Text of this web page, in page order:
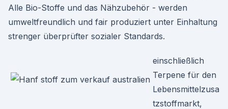
Alle Bio-Stoffe und das Nähzubehör - werden
umweltfreundlich und fair produziert unter Einhaltung
strenger überprüfter sozialer Standards.
einschließlich
Terpene für den
Lebensmittelzusa
tzstoffmarkt,